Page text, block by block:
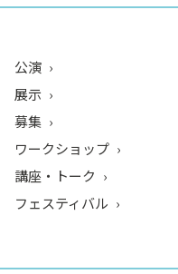
公演
展示
募集
ワークショップ
講座・トーク
フェスティバル